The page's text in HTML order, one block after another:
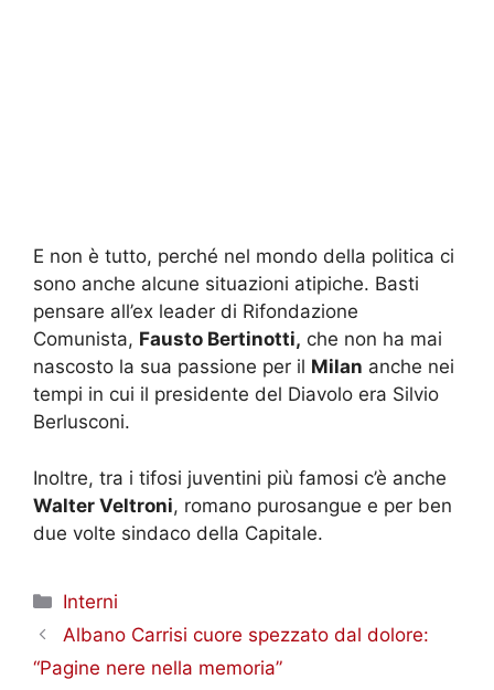
E non è tutto, perché nel mondo della politica ci
sono anche alcune situazioni atipiche. Basti
pensare all’ex leader di Rifondazione
Comunista, Fausto Bertinotti, che non ha mai
nascosto la sua passione per il Milan anche nei
tempi in cui il presidente del Diavolo era Silvio
Berlusconi.
Inoltre, tra i tifosi juventini più famosi c’è anche
Walter Veltroni, romano purosangue e per ben
due volte sindaco della Capitale.
Categorie
Interni
Albano Carrisi cuore spezzato dal dolore:
“Pagine nere nella memoria”